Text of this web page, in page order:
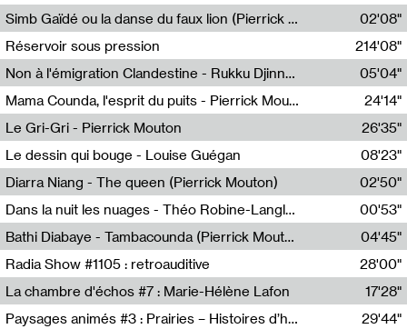
Nastassja Martin
Simb Gaïdé ou la danse du faux lion (Pierrick Mouton)
Pierrick Mouton,Simb Gaïdé
02'08"
Réservoir sous pression
214'08"
Non à l'émigration Clandestine - Rukku Djinne Squad (Eden Tinto Collins)
Eden Tinto Collins,Rukku Djinne
05'04"
Mama Counda, l'esprit du puits - Pierrick Mouton
Pierrick Mouton
24'14"
Le Gri-Gri - Pierrick Mouton
Pierrick Mouton
26'35"
Le dessin qui bouge - Louise Guégan
Louise Guégan
08'23"
Diarra Niang - The queen (Pierrick Mouton)
Pierrick Mouton,Diarra Niang
02'50"
Dans la nuit les nuages - Théo Robine-Langlois
Théo Robine-Langlois,LD Beat
00'53"
Bathi Diabaye - Tambacounda (Pierrick Mouton)
Pierrick Mouton,Bathi Diabaye
04'45"
Radia Show #1105 : retroauditive
Soundart Radio
28'00"
La chambre d'échos #7 : Marie-Hélène Lafon
Revue Les Chambres,Marie-Hélène Lafon
17'28"
Paysages animés #3 : Prairies – Histoires d’herbes et d’humains
29'44"